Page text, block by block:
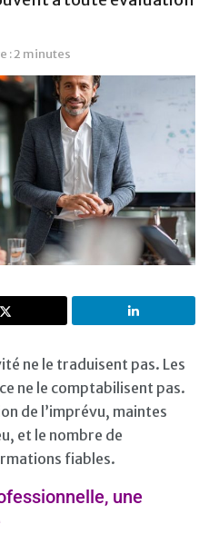
: 2 minutes
ne le traduisent pas. Les
ne le comptabilisent pas.
de l’imprévu, maintes
et le nombre de
fiables.
une